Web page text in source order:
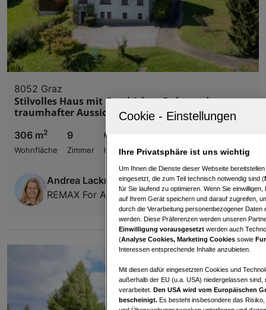
8052 Graz
Stilvolles Haus mit Geschichte, Ruhe und
traumhafter Aussicht
306 m2
Wohnfläche
9
Zimmer
€ 1.950.000,00
Kaufpreis
Andrea Lackner
REMAX For All
Ihre Privatsphäre ist uns wichtig
Um Ihnen die Dienste dieser Webseite
eingesetzt, die zum Teil technisch notwendig sind (
für Sie laufend zu optimieren. Wenn Sie
auf Ihrem Gerät speichern und darauf zugreifen,
durch die Verarbeitung personenbezogener
werden. Diese Präferenzen werden unseren
Einwilligung vorausgesetzt werden auch
(Analyse Cookies, Marketing Cookies sowie
Interessen entsprechende Inhalte anzubieten.
Mit diesen dafür eingesetzten Cookies und
außerhalb der EU (u.a. USA) niedergelassen
verarbeitet. Den USA wird vom Europäischen
bescheinigt. Es besteht insbesondere das